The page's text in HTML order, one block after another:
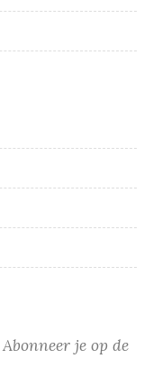
je op de